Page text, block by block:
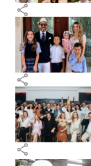
share
share
share